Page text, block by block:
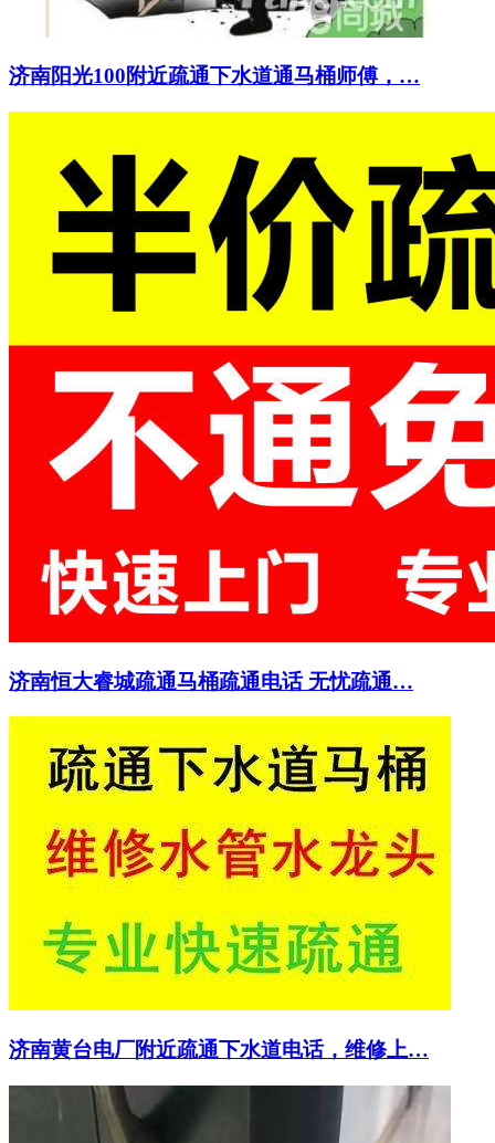
济南阳光100附近疏通下水道通马桶师傅，…
济南恒大睿城疏通马桶疏通电话 无忧疏通…
济南黄台电厂附近疏通下水道电话，维修上…